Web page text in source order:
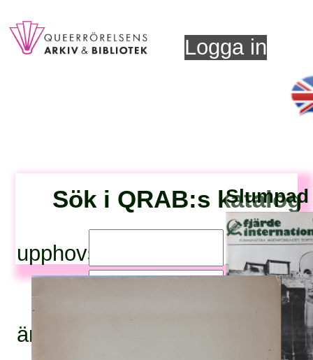
Logga in
Sök i QRAB:s katalog
upphovsperson:
titel:
ämnesord: